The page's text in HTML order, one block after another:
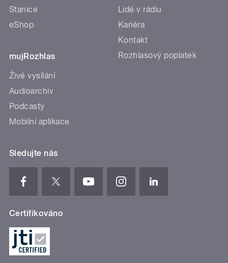
Stanice
eShop
mujRozhlas
Živé vysílání
Audioarchiv
Podcasty
Mobilní aplikace
Lidé v rádiu
Kariéra
Kontakt
Rozhlasový poplatek
Sledujte nás
Certifikováno